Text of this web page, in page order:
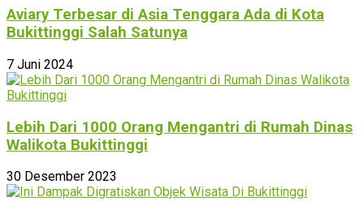
Aviary Terbesar di Asia Tenggara Ada di Kota
Bukittinggi Salah Satunya
7 Juni 2024
Lebih Dari 1000 Orang Mengantri di Rumah Dinas
Walikota Bukittinggi
30 Desember 2023